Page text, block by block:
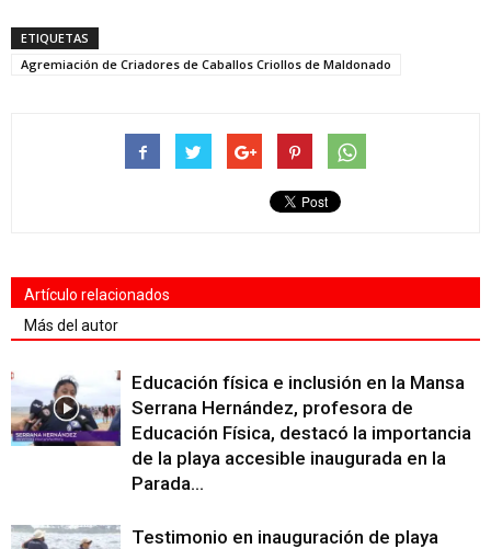
ETIQUETAS
Agremiación de Criadores de Caballos Criollos de Maldonado
Artículo relacionados
Más del autor
Educación física e inclusión en la Mansa
Serrana Hernández, profesora de
Educación Física, destacó la importancia
de la playa accesible inaugurada en la
Parada...
Testimonio en inauguración de playa